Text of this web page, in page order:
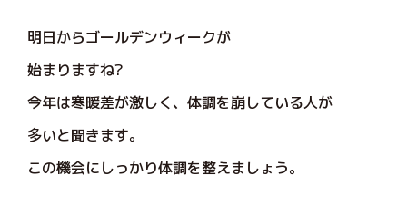
明日からゴールデンウィークが
始まりますね?
今年は寒暖差が激しく、体調を崩している人が
多いと聞きます。
この機会にしっかり体調を整えましょう。